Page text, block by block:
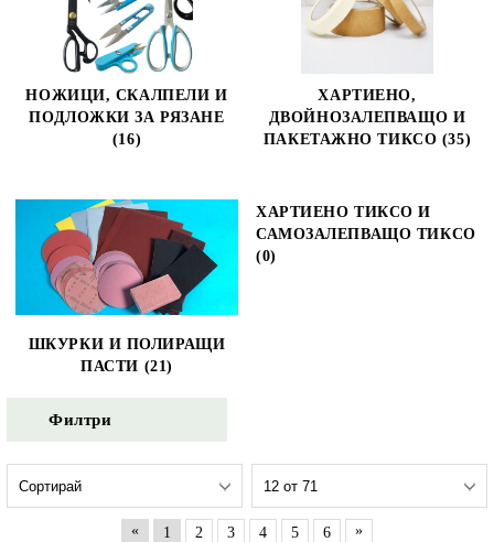
НОЖИЦИ, СКАЛПЕЛИ И
ПОДЛОЖКИ ЗА РЯЗАНЕ
(16)
ХАРТИЕНО,
ДВОЙНОЗАЛЕПВАЩО И
ПАКЕТАЖНО ТИКСО (35)
ШКУРКИ И ПОЛИРАЩИ
ПАСТИ (21)
ХАРТИЕНО ТИКСО И
САМОЗАЛЕПВАЩО ТИКСО
(0)
Филтри
« 1 2 3 4 5 6 »